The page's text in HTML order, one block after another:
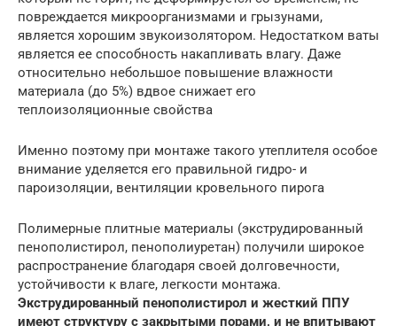
повреждается микроорганизмами и грызунами,
является хорошим звукоизолятором. Недостатком ваты
является ее способность накапливать влагу. Даже
относительно небольшое повышение влажности
материала (до 5%) вдвое снижает его
теплоизоляционные свойства
Именно поэтому при монтаже такого утеплителя особое
внимание уделяется его правильной гидро- и
пароизоляции, вентиляции кровельного пирога
Полимерные плитные материалы (экструдированный
пенополистирол, пенополиуретан) получили широкое
распространение благодаря своей долговечности,
устойчивости к влаге, легкости монтажа.
Экструдированный пенополистирол и жесткий ППУ
имеют структуру с закрытыми порами, и не впитывают